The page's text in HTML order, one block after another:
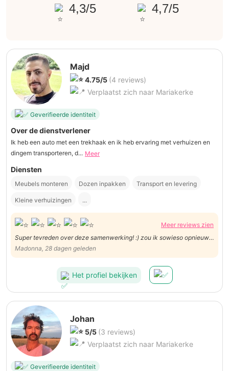
4,3/5 4,7/5
Majd
4.75/5 (4 reviews)
Verplaatst zich naar Mariakerke
Geverifieerde identiteit
Over de dienstverlener
Ik heb een auto met een trekhaak en ik heb ervaring met verhuizen en
dingem transporteren, d... Meer
Diensten
Meubels monteren Dozen inpakken Transport en levering
Kleine verhuizingen ...
Meer reviews zien
Super tevreden over deze samenwerking! :) zou ik sowieso opnieuw
doen
Madonna, 28 dagen geleden
Het profiel bekijken
Johan
5/5 (3 reviews)
Verplaatst zich naar Mariakerke
Geverifieerde identiteit